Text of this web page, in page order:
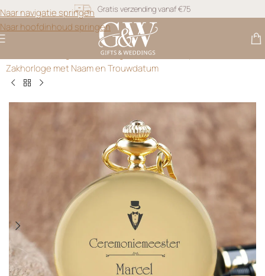
Naar navigatie springen
Naar hoofdinhoud springen
Snel geleverd
Gratis personalisatie
Zakhorloges>Golden Keepsake –
Zakhorloge met Naam en Trouwdatum